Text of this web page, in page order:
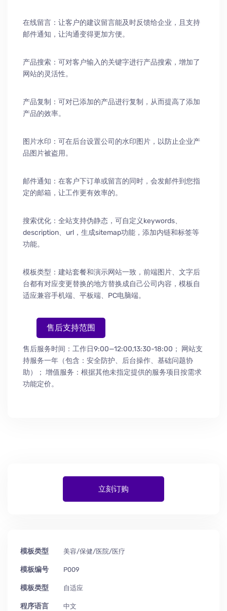
在线留言：让客户的建议留言能及时反馈给企业，且支持
邮件通知，让沟通变得更加方便。
产品搜索：可对客户输入的关键字进行产品搜索，增加了
网站的灵活性。
产品复制：可对已添加的产品进行复制，从而提高了添加
产品的效率。
图片水印：可在后台设置公司的水印图片，以防止企业产
品图片被盗用。
邮件通知：在客户下订单或留言的同时，会发邮件到您指
定的邮箱，让工作更有效率的。
搜索优化：全站支持伪静态，可自定义keywords、
description、url，生成sitemap功能，添加内链和标签等
功能。
模板类型：建站套餐和演示网站一致，前端图片、文字后
台都有对应变更替换的地方替换成自己公司内容，模板自
适应兼容手机端、平板端、PC电脑端。
售后支持范围
售后服务时间：工作日9:00—12:00,13:30-18:00；
网站支
持服务一年（包含：安全防护、 后台操作、 基础问题协
助）
； 增值服务：根据其他未指定提供的服务项目按需求
功能定价。
立刻订购
模板类型 美容/保健/医院/医疗
模板编号 P009
模板类型 自适应
程序语言 中文